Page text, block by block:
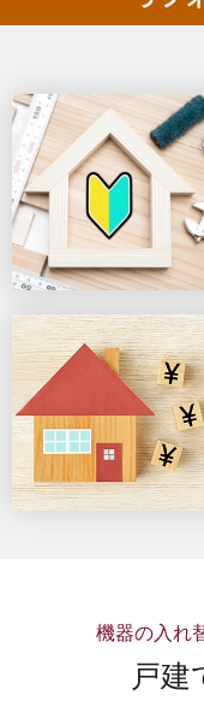
機器の入れ
戸建